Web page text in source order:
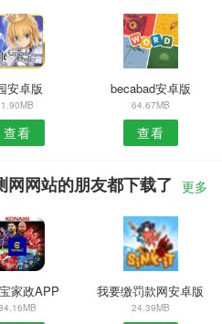
安卓版
1.90MB
查看
becabad安卓版
64.67MB
查看
网网站的朋友都下载了 更多
家政APP 我要缴罚款网安卓版
24.39MB